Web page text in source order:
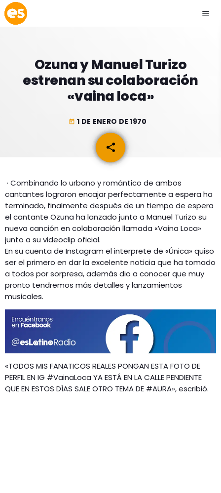
menu
EMISIÓN LA PAZ
EMISIÓN COCHABAMBA
ACTUALIDAD
ESPECTÁCULOS
GEEKERS
MÚSICA
ENTRETENIMIENTO
PROGRAMACIÓN
INICIO
RADIO SPLENDID
CONTACTO
Ozuna y Manuel Turizo
estrenan su colaboración
«vaina loca»
today 1 DE ENERO DE 1970
share
email
· Combinando lo urbano y romántico de ambos
cantantes lograron encajar perfectamente a espera ha
terminado, finalmente después de un tiempo de espera
el cantante Ozuna ha lanzado junto a Manuel Turizo su
nueva canción en colaboración llamada «Vaina Loca»
junto a su videoclip oficial.
En su cuenta de Instagram el interprete de «Única» quiso
ser el primero en dar la excelente noticia que ha tomado
a todos por sorpresa, además dio a conocer que muy
pronto tendremos más detalles y lanzamientos
musicales.
«TODOS MIS FANATICOS REALES PONGAN ESTA FOTO DE
PERFIL EN IG #VainaLoca YA ESTÁ EN LA CALLE PENDIENTE
QUE EN ESTOS DÍAS SALE OTRO TEMA DE #AURA», escribió.